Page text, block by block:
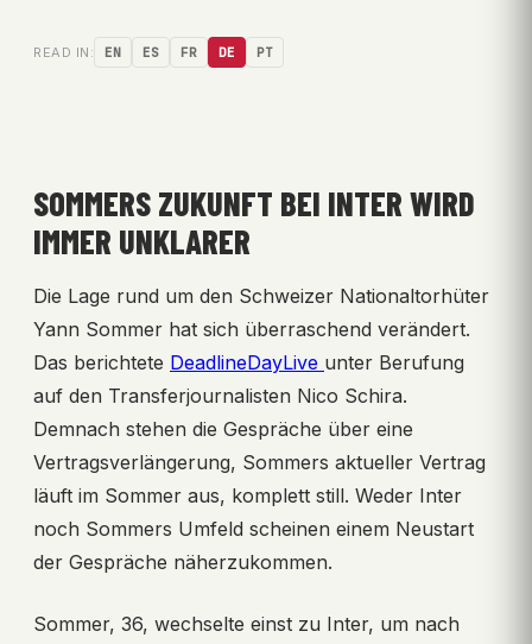
READ IN: EN ES FR DE PT
SOMMERS ZUKUNFT BEI INTER WIRD
IMMER UNKLARER
Die Lage rund um den Schweizer Nationaltorhüter
Yann Sommer hat sich überraschend verändert.
Das berichtete DeadlineDayLive unter Berufung
auf den Transferjournalisten Nico Schira.
Demnach stehen die Gespräche über eine
Vertragsverlängerung, Sommers aktueller Vertrag
läuft im Sommer aus, komplett still. Weder Inter
noch Sommers Umfeld scheinen einem Neustart
der Gespräche näherzukommen.
Sommer, 36, wechselte einst zu Inter, um nach